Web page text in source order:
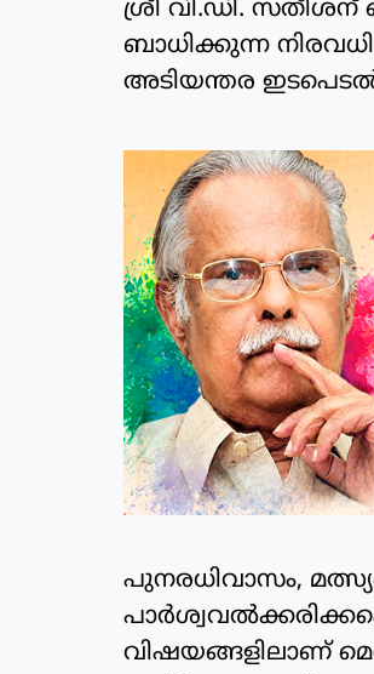
ശ്രീ വി.ഡി.
ബാധിക്കുന്ന
അടിയന്തര
പുനരധിവാസം,
വിഷയങ്ങളിലാണ്